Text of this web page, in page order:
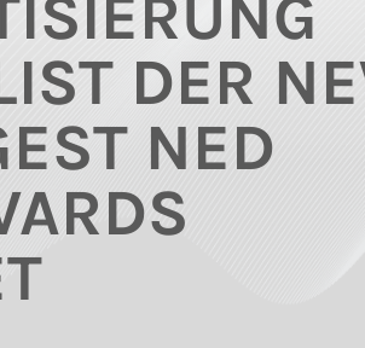
DER
NED